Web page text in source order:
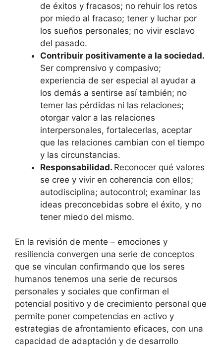
de éxitos y fracasos; no rehuir los retos
por miedo al fracaso; tener y luchar por
los sueños personales; no vivir esclavo
del pasado.
Contribuir positivamente a la sociedad.
Ser comprensivo y compasivo;
experiencia de ser especial al ayudar a
los demás a sentirse así también; no
temer las pérdidas ni las relaciones;
otorgar valor a las relaciones
interpersonales, fortalecerlas, aceptar
que las relaciones cambian con el tiempo
y las circunstancias.
Responsabilidad. Reconocer qué valores
se cree y vivir en coherencia con ellos;
autodisciplina; autocontrol; examinar las
ideas preconcebidas sobre el éxito, y no
tener miedo del mismo.
En la revisión de mente – emociones y
resiliencia convergen una serie de conceptos
que se vinculan confirmando que los seres
humanos tenemos una serie de recursos
personales y sociales que confirman el
potencial positivo y de crecimiento personal que
permite poner competencias en activo y
estrategias de afrontamiento eficaces, con una
capacidad de adaptación y de desarrollo